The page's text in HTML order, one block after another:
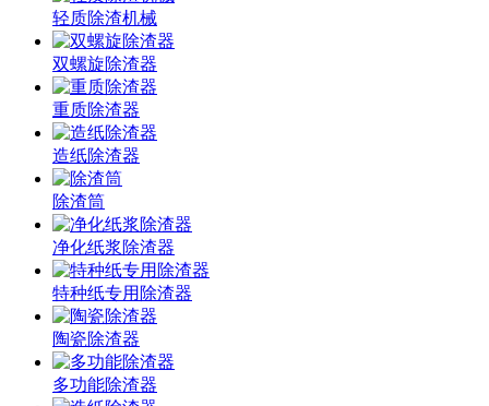
轻质除渣机械
双螺旋除渣器
重质除渣器
造纸除渣器
除渣筒
净化纸浆除渣器
特种纸专用除渣器
陶瓷除渣器
多功能除渣器